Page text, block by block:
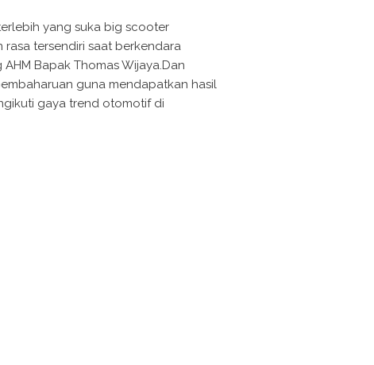
yang suka big scooter
tersendiri saat berkendara
Bapak Thomas Wijaya.Dan
guna mendapatkan hasil
gaya trend otomotif di